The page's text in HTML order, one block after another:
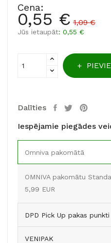
Cena:
0,55 € 1,09 €
Jūs ietaupāt: 0,55 €
Dalīties
Iespējamie piegādes
Omniva pakomātā
OMNIVA pakomātu
5,99 EUR
DPD Pick Up pakas punkti
VENIPAK